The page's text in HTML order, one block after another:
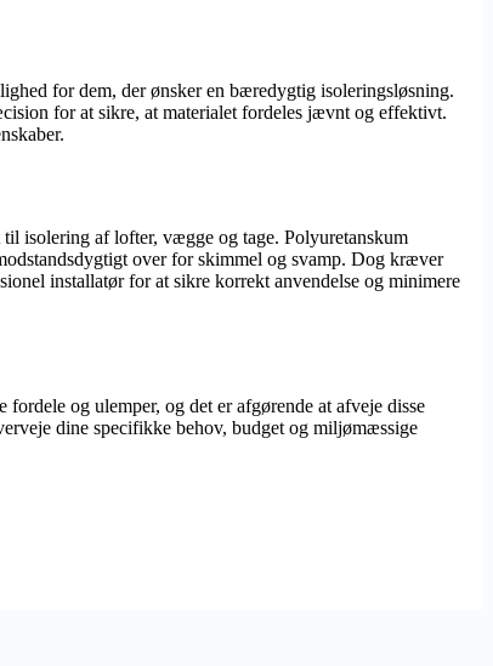
for dem, der ønsker en bæredygtig isoleringsløsning.
for at sikre, at materialet fordeles jævnt og effektivt.
isolering af lofter, vægge og tage. Polyuretanskum
over for skimmel og svamp. Dog kræver
installatør for at sikre korrekt anvendelse og minimere
og ulemper, og det er afgørende at afveje disse
dine specifikke behov, budget og miljømæssige